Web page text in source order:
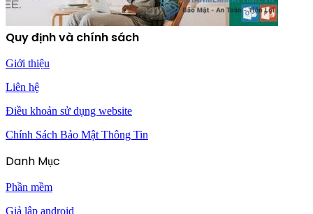
Quy định và chính sách
Giới thiệu
Liên hệ
Điều khoản sử dụng website
Chính Sách Bảo Mật Thông Tin
Danh Mục
Phần mềm
Giả lập android